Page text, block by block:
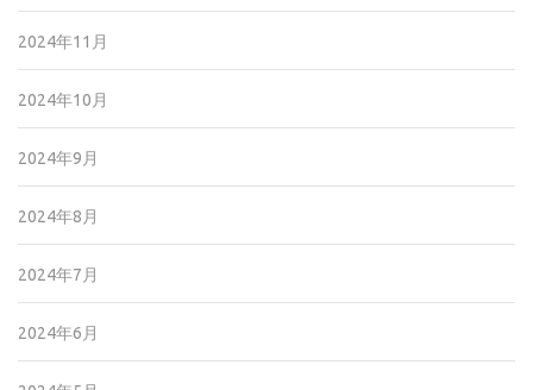
2024年11月
2024年10月
2024年9月
2024年8月
2024年7月
2024年6月